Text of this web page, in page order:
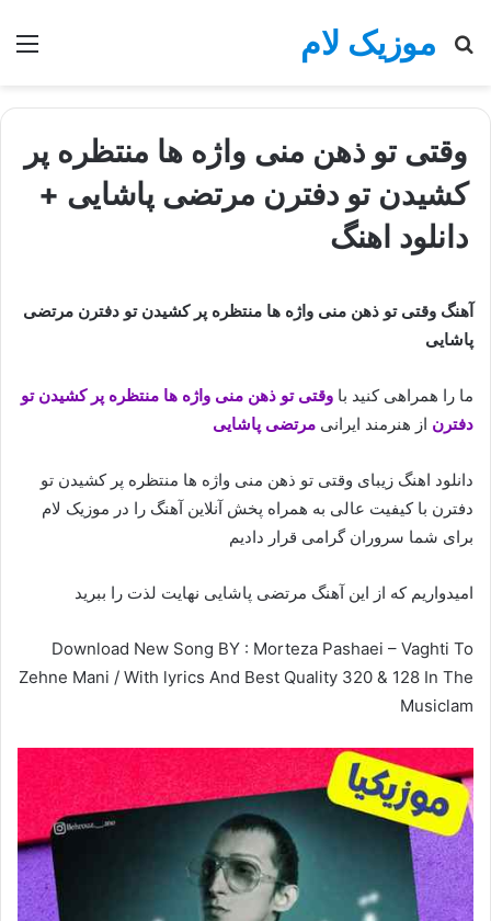
موزیک لام
جستجو
وقتی تو ذهن منی واژه ها منتظره پر
کشیدن تو دفترن مرتضی پاشایی +
دانلود اهنگ
آهنگ وقتی تو ذهن منی واژه ها منتظره پر کشیدن تو دفترن مرتضی
پاشایی
ما را همراهی کنید با وقتی تو ذهن منی واژه ها منتظره پر کشیدن تو
دفترن از هنرمند ایرانی مرتضی پاشایی
دانلود اهنگ زیبای وقتی تو ذهن منی واژه ها منتظره پر کشیدن تو
دفترن با کیفیت عالی به همراه پخش آنلاین آهنگ را در موزیک لام
برای شما سروران گرامی قرار دادیم
امیدواریم که از این آهنگ مرتضی پاشایی نهایت لذت را ببرید
Download New Song BY : Morteza Pashaei – Vaghti To
Zehne Mani / With lyrics And Best Quality 320 & 128 In The
Musiclam